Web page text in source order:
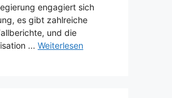
engagiert sich
es gibt zahlreiche
und die
... Weiterlesen